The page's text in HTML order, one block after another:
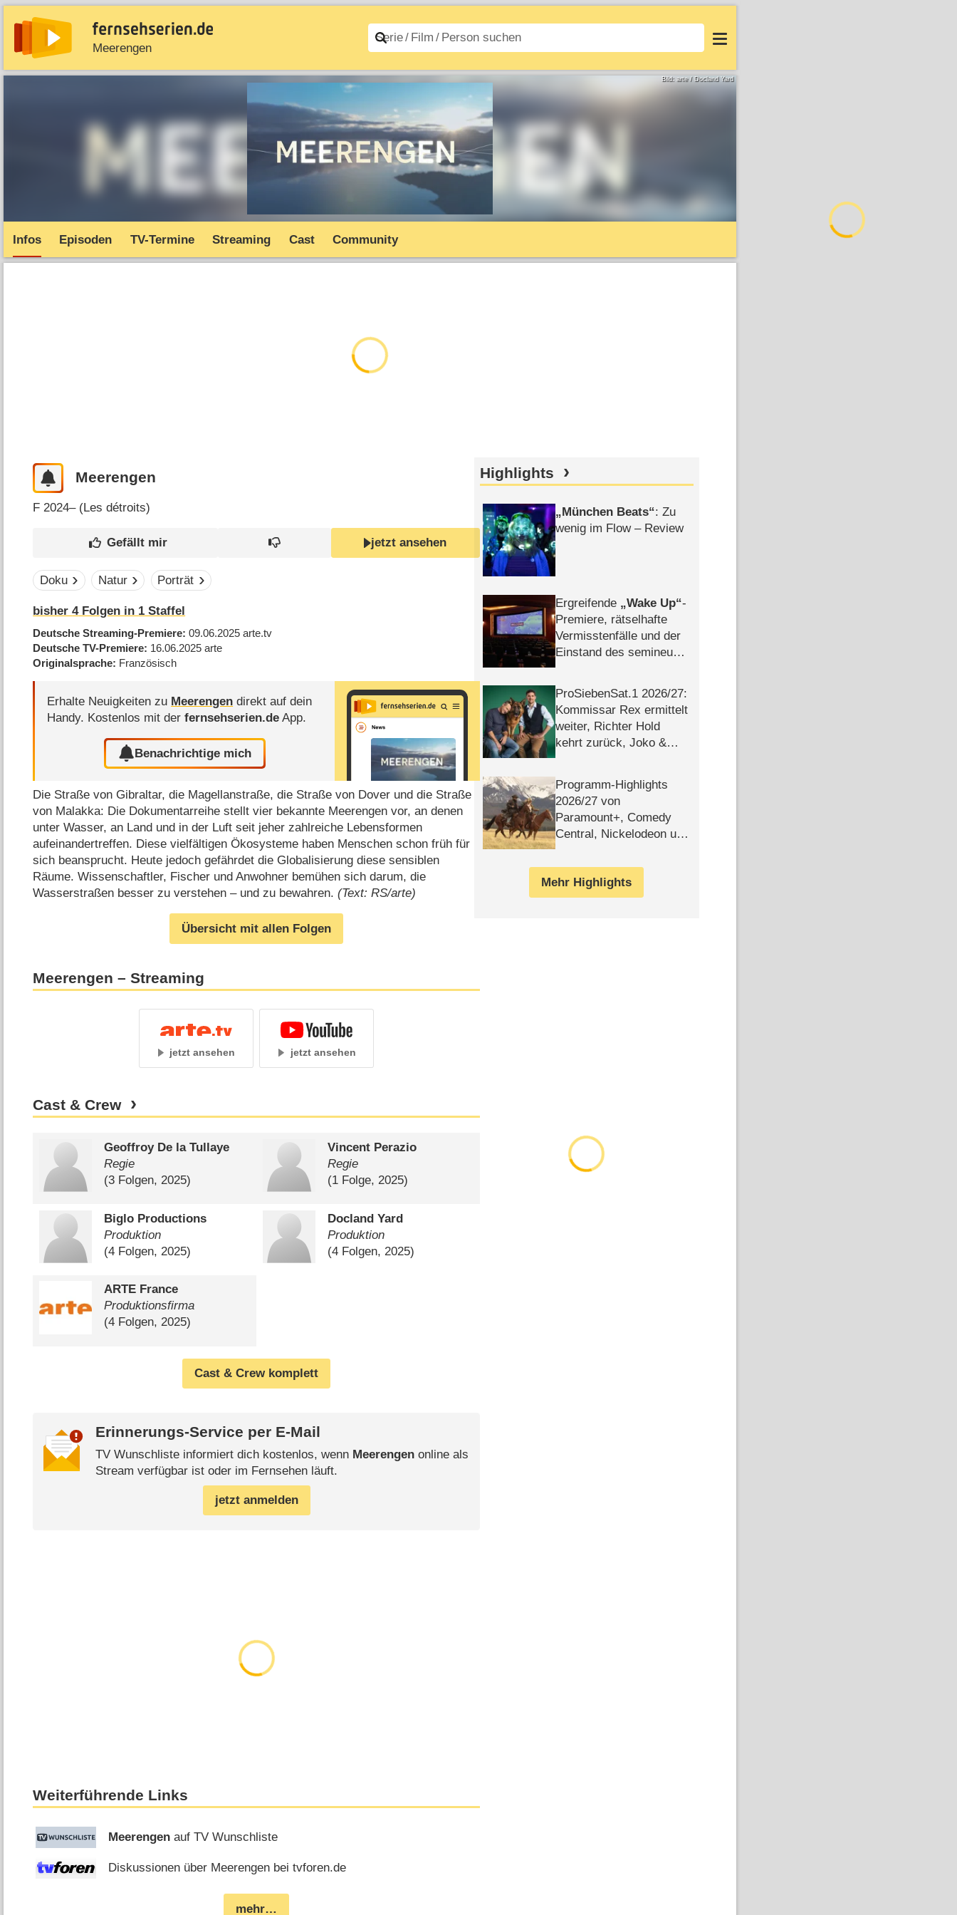
Meerengen
News Entdecken Streaming Filme A–Z Login
Bild: arte / Docland Yard
Infos Episoden TV-Termine Streaming Cast Community
Meerengen
F 2024– (Les détroits)
jetzt ansehen
Doku Natur Porträt
bisher4Folgen in 1 Staffel
Deutsche Streaming-Premiere 09.06.2025arte.tv
Deutsche TV-Premiere 16.06.2025arte
Originalsprache Französisch
Erhalte Neuigkeiten zu Meerengen direkt auf dein
Handy. Kostenlos mit derfernsehserien.de App.
Benachrichtige mich
Die Straße von Gibraltar, die Magellanstraße, die Straße von Dover und die Straße
von Malakka: Die Dokumentarreihe stellt vier bekannte Meerengen vor, an denen
unter Wasser, an Land und in der Luft seit jeher zahlreiche Lebensformen
aufeinandertreffen. Diese vielfältigen Ökosysteme haben Menschen schon früh für
sich beansprucht. Heute jedoch gefährdet die Globalisierung diese sensiblen
Räume. Wissenschaftler, Fischer und Anwohner bemühen sich darum, die
Wasserstraßen besser zu verstehen – und zu bewahren.(Text: RS/arte)
Übersicht mit allen Folgen
Meerengen – Streaming
jetzt ansehen jetzt ansehen
Cast & Crew
Geoffroy De la Tullaye
Regie
(3 Folgen, 2025)
Vincent Perazio
Regie
(1 Folge, 2025)
Biglo Productions
Produktion
(4 Folgen, 2025)
Docland Yard
Produktion
(4 Folgen, 2025)
ARTE France
Produktionsfirma
(4 Folgen, 2025)
Cast & Crew komplett
Erinnerungs-Service per E-Mail
TV Wunschliste informiert dich kostenlos, wenn Meerengenonline als
Stream verfügbar ist oder im Fernsehen läuft.
jetzt anmelden
Weiterführende Links
Meerengen auf TV Wunschliste
Diskussionen über Meerengen bei tvforen.de
mehr…
Highlights
München Beats : Zu
wenig im Flow – Review
Ergreifende Wake Up -
Premiere, rätselhafte
Vermisstenfälle und der
Einstand des semineuen
ProSiebenSat.1 2026/​27:
Kommissar Rex ermittelt
weiter, Richter Hold
kehrt zurück, Joko &
Programm-Highlights
2026/​27 von
Paramount+, Comedy
Central, Nickelodeon und
Mehr Highlights